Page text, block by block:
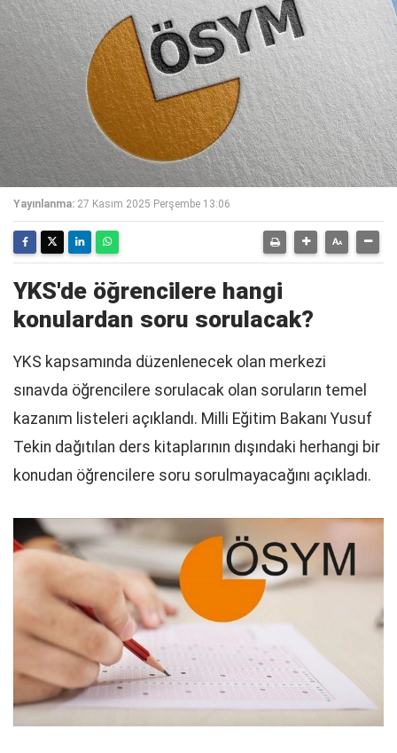
Yayınlanma: 27 Kasım 2025 Perşembe 13:06
YKS'de öğrencilere hangi
konulardan soru sorulacak?
YKS kapsamında düzenlenecek olan merkezi
sınavda öğrencilere sorulacak olan soruların temel
kazanım listeleri açıklandı. Milli Eğitim Bakanı Yusuf
Tekin dağıtılan ders kitaplarının dışındaki herhangi bir
konudan öğrencilere soru sorulmayacağını açıkladı.